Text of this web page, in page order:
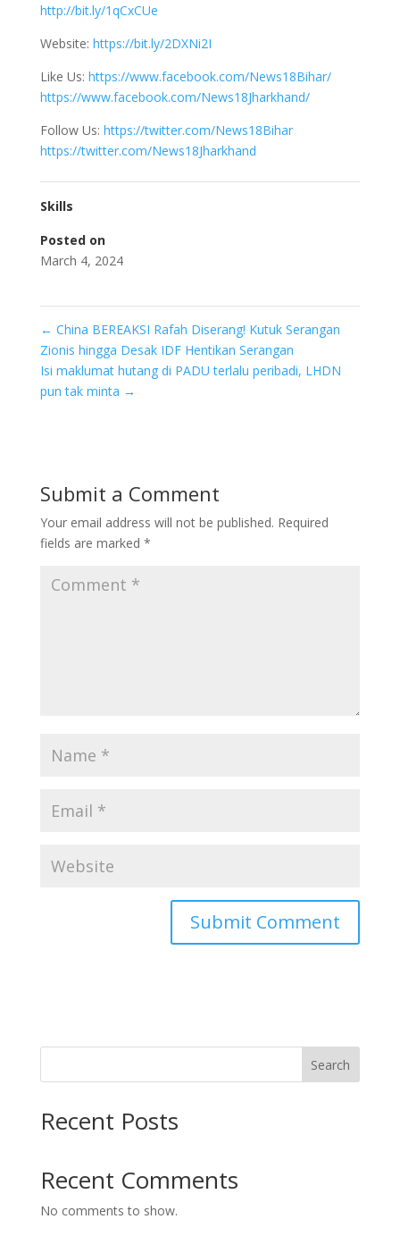
http://bit.ly/1qCxCUe
Website: https://bit.ly/2DXNi2I
Like Us: https://www.facebook.com/News18Bihar/
https://www.facebook.com/News18Jharkhand/
Follow Us: https://twitter.com/News18Bihar
https://twitter.com/News18Jharkhand
Skills
Posted on
March 4, 2024
← China BEREAKSI Rafah Diserang! Kutuk Serangan
Zionis hingga Desak IDF Hentikan Serangan
Isi maklumat hutang di PADU terlalu peribadi, LHDN
pun tak minta →
Submit a Comment
Your email address will not be published. Required
fields are marked *
Search
Recent Posts
Recent Comments
No comments to show.